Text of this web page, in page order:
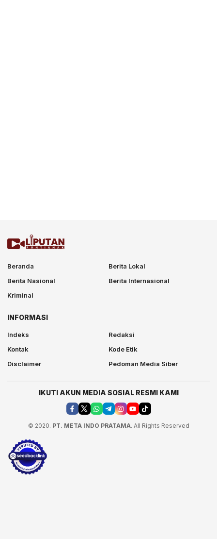
Beranda
Berita Lokal
Berita Nasional
Berita Internasional
Kriminal
INFORMASI
Indeks
Redaksi
Kontak
Kode Etik
Disclaimer
Pedoman Media Siber
IKUTI AKUN MEDIA SOSIAL RESMI KAMI
© 2020. PT. META INDO PRATAMA. All Rights Reserved